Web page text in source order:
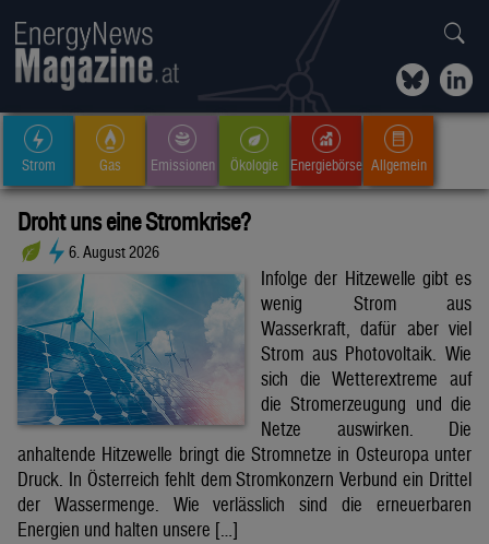
Strom Gas Emissionen Ökologie Energiebörse Allgemein
Droht uns eine Stromkrise?
6. August 2026
Infolge der Hitzewelle gibt es
wenig Strom aus
Wasserkraft, dafür aber viel
Strom aus Photovoltaik. Wie
sich die Wetterextreme auf
die Stromerzeugung und die
Netze auswirken. Die
anhaltende Hitzewelle bringt die Stromnetze in Osteuropa unter
Druck. In Österreich fehlt dem Stromkonzern Verbund ein Drittel
der Wassermenge. Wie verlässlich sind die erneuerbaren
Energien und halten unsere […]